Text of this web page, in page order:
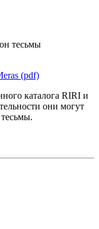
тесьмы
(pdf)
каталога RIRI и
они могут